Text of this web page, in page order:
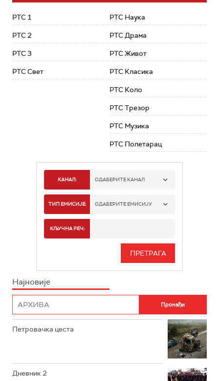
РТС 1
РТС 2
РТС 3
РТС Свет
РТС Наука
РТС Драма
РТС Живот
РТС Класика
РТС Коло
РТС Трезор
РТС Музика
РТС Полетарац
КАНАЛ: ОДАБЕРИТЕ КАНАЛ
РТС 1
РТС 3
ТИП ЕМИСИЈЕ: ОДАБЕРИТЕ ЕМИСИЈУ
ИНФО
КЉУЧНА РЕЧ:
Најновије
Петровачка цеста
Дневник 2